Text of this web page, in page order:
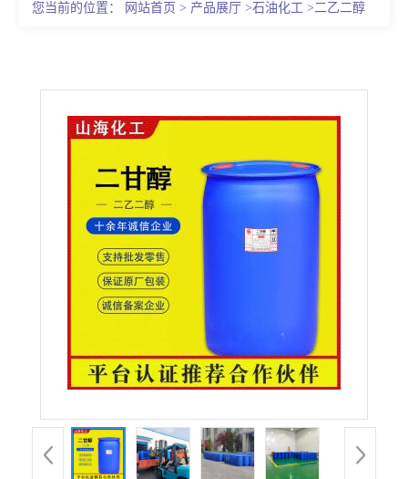
产品展厅
证书荣誉
您当前的位置： 网站首页 > 产品展厅 >石油化工 >二乙二醇